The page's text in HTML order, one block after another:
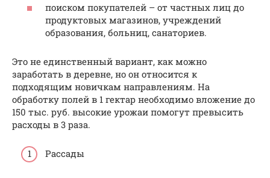
поиском покупателей – от частных лиц до
продуктовых магазинов, учреждений
образования, больниц, санаториев.
Это не единственный вариант, как можно
заработать в деревне, но он относится к
подходящим новичкам направлениям. На
обработку полей в 1 гектар необходимо вложение до
150 тыс. руб. высокие урожаи помогут превысить
расходы в 3 раза.
Рассады